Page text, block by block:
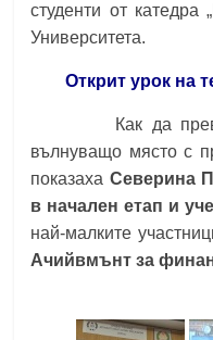
студенти от катедра
Университета.
Открит урок на
Как да
вълнуващо място с
показаха Северина
в начален етап и
най-малките
Ачийвмънт за